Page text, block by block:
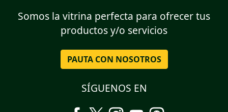
Somos la vitrina perfecta para ofrecer tus
productos y/o servicios
PAUTA CON NOSOTROS
SÍGUENOS EN